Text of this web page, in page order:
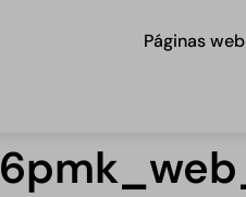
Páginas web
6pmk_web_